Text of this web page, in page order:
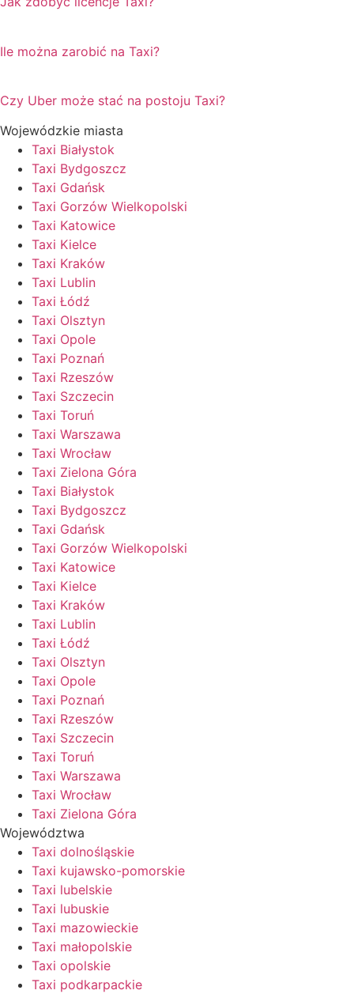
Ile można zarobić na Taxi?
Czy Uber może stać na postoju Taxi?
Wojewódzkie miasta
Taxi Białystok
Taxi Bydgoszcz
Taxi Gdańsk
Taxi Gorzów Wielkopolski
Taxi Katowice
Taxi Kielce
Taxi Kraków
Taxi Lublin
Taxi Łódź
Taxi Olsztyn
Taxi Opole
Taxi Poznań
Taxi Rzeszów
Taxi Szczecin
Taxi Toruń
Taxi Warszawa
Taxi Wrocław
Taxi Zielona Góra
Taxi Białystok
Taxi Bydgoszcz
Taxi Gdańsk
Taxi Gorzów Wielkopolski
Taxi Katowice
Taxi Kielce
Taxi Kraków
Taxi Lublin
Taxi Łódź
Taxi Olsztyn
Taxi Opole
Taxi Poznań
Taxi Rzeszów
Taxi Szczecin
Taxi Toruń
Taxi Warszawa
Taxi Wrocław
Taxi Zielona Góra
Województwa
Taxi dolnośląskie
Taxi kujawsko-pomorskie
Taxi lubelskie
Taxi lubuskie
Taxi mazowieckie
Taxi małopolskie
Taxi opolskie
Taxi podkarpackie